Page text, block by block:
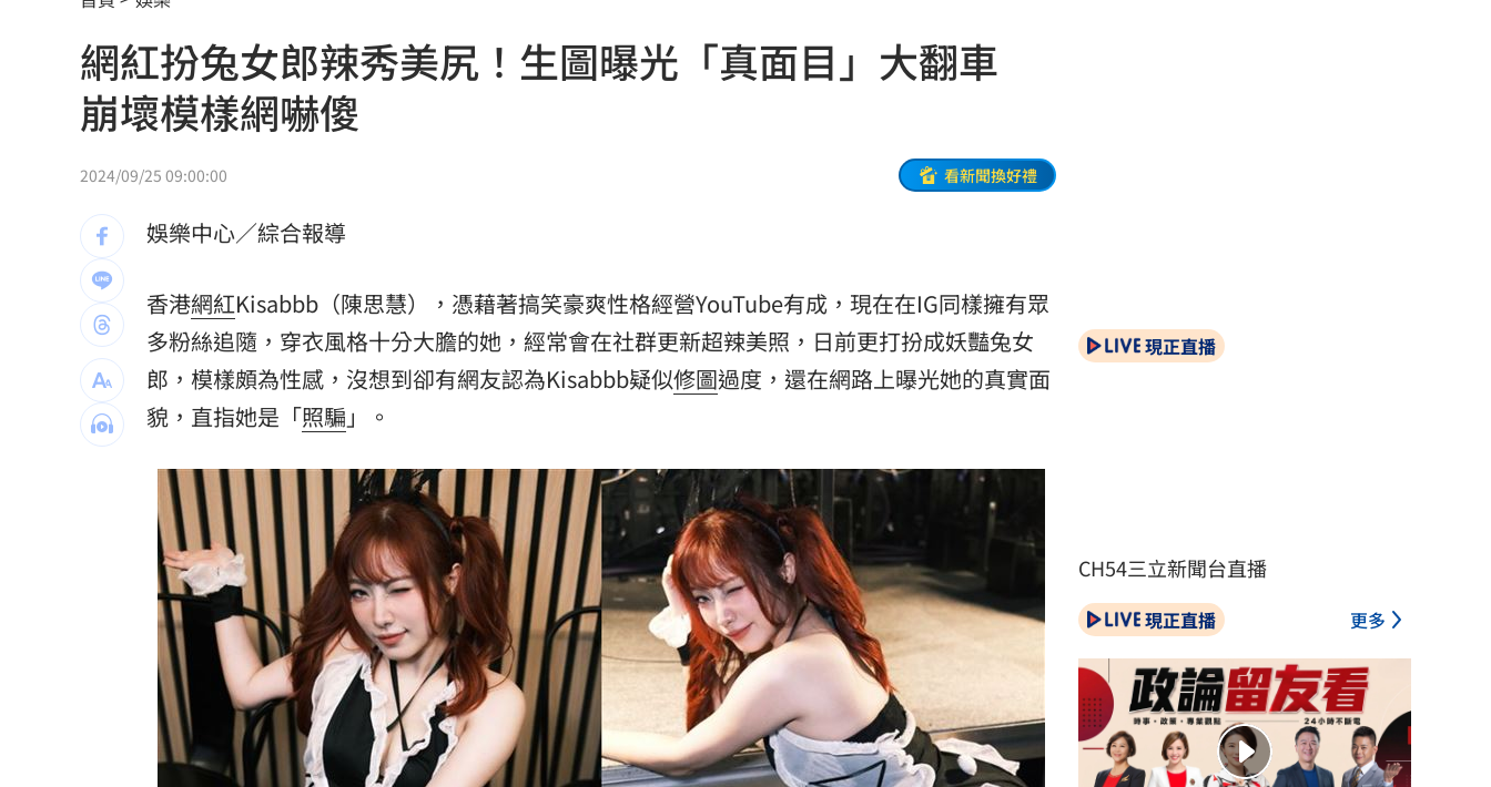
勞動部：Uber Eats疊單計算方式違法 00:19
斷交國200萬磅蝦遭我友邦封殺！業者慘叫
額頭冒出痘痘 女手癢猛摳竟成「病毒疣」 23:18
政院每年加碼25.5億元 優化全台商圈夜市 23:17
癌末男缺錢鋌而走險 3D玩具熊夾藏K他命
學霸牙醫槓離職員工 為3萬筆電互告慘勝 23:10
俄羅斯蝗害肆虐如末日 網驚：聖經十災 23:06
慈濟採購BNT遭詐10億 他：不聽衛福部勸 23:05
台灣彩券開獎直播中 20:31
LIVE三立+24小時直播 15:27
三立iNEWS新聞台線上直播 18:00
網紅扮兔女郎辣秀美尻！生圖曝光「真面目」大翻車
崩壞模樣網嚇傻
2024/09/25 09:00:00 看新聞換好禮
娛樂中心／綜合報導
香港網紅Kisabbb（陳思慧），憑藉著搞笑豪爽性格經營YouTube有成，現在在IG同樣擁有眾
多粉絲追隨，穿衣風格十分大膽的她，經常會在社群更新超辣美照，日前更打扮成妖豔兔女
郎 ，模樣頗為性感，沒想到卻有網友認為Kisabbb疑似修圖過度，還在網路上曝光她的真實面
貌，直指她是「照騙 」。
現正直播
CH54三立新聞台直播
現正直播 更多